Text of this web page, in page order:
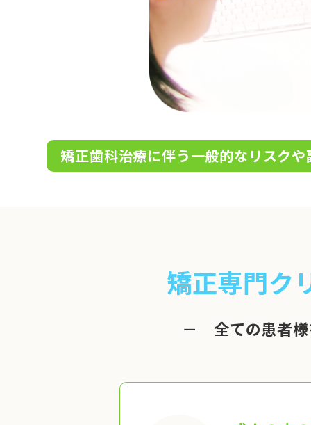
矯正歯科治療に伴う一般的なリスク
矯正専門ク
－ 全ての患者